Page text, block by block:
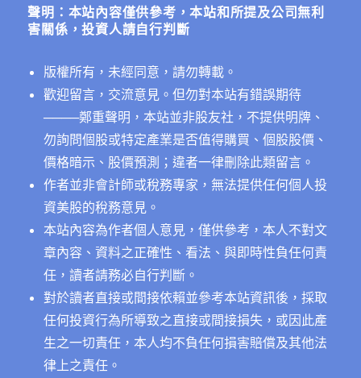
聲明：本站內容僅供參考，本站和所提及公司無利
害關係，投資人請自行判斷
版權所有，未經同意，請勿轉載。
歡迎留言，交流意見。但勿對本站有錯誤期待
────鄭重聲明，本站並非股友社，不提供明牌、
勿詢問個股或特定產業是否值得購買、個股股價、
價格暗示、股價預測；違者一律刪除此類留言。
作者並非會計師或稅務專家，無法提供任何個人投
資美股的稅務意見。
本站內容為作者個人意見，僅供參考，本人不對文
章內容、資料之正確性、看法、與即時性負任何責
任，讀者請務必自行判斷。
對於讀者直接或間接依賴並參考本站資訊後，採取
任何投資行為所導致之直接或間接損失，或因此產
生之一切責任，本人均不負任何損害賠償及其他法
律上之責任。